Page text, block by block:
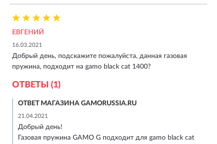
ЕВГЕНИЙ
16.03.2021
Добрый день, подскажите пожалуйста, данная газовая
пружина, подходит на gamo black cat 1400?
ОТВЕТЫ (1)
ОТВЕТ МАГАЗИНА GAMORUSSIA.RU
21.04.2021
Добрый день!
Газовая пружина GAMO G подходит для gamo black cat